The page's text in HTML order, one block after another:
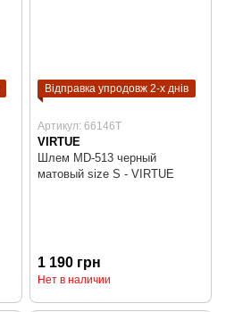
Відправка упродовж 2-х днів
Артикул: 66146T
VIRTUE
Шлем MD-513 черный
матовый size S - VIRTUE
1 190 грн
Нет в наличии